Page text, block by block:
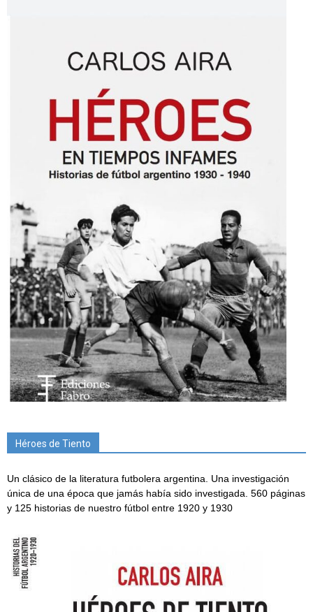
Héroes de Tiento
Un clásico de la literatura futbolera argentina. Una investigación
única de una época que jamás había sido investigada. 560 páginas
y 125 historias de nuestro fútbol entre 1920 y 1930